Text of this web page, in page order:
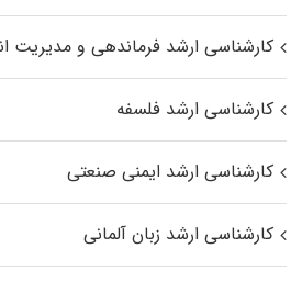
کارشناسی ارشد فرماندهی و مدیریت
کارشناسی ارشد فلسفه
کارشناسی ارشد ایمنی صنعتی
کارشناسی ارشد زبان آلمانی